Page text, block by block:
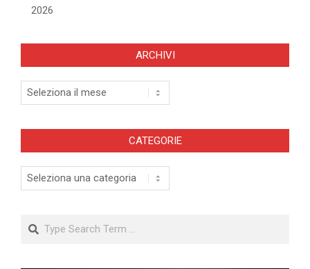
2026
ARCHIVI
Archivi
CATEGORIE
Categorie
Search